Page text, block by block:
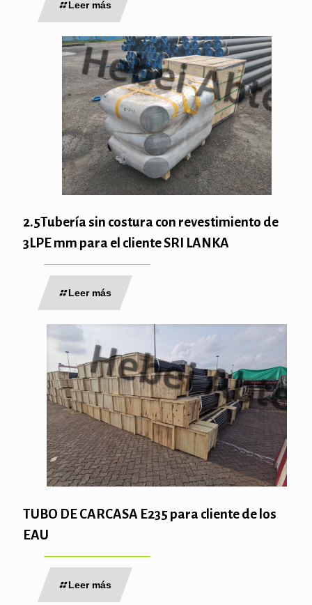
Leer más
2.5Tubería sin costura con revestimiento de
3LPE mm para el cliente SRI LANKA
Leer más
TUBO DE CARCASA E235 para cliente de los
EAU
Leer más